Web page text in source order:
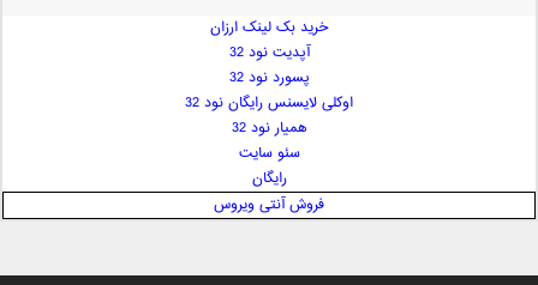
ایمان غلامی
بابک جهانبخش
خرید بک لینک ارزان
آپدیت نود 32
پسورد نود 32
اوکلی لایسنس رایگان نود 32
همیار نود 32
سئو سایت
رایگان
فروش آنتی ویروس